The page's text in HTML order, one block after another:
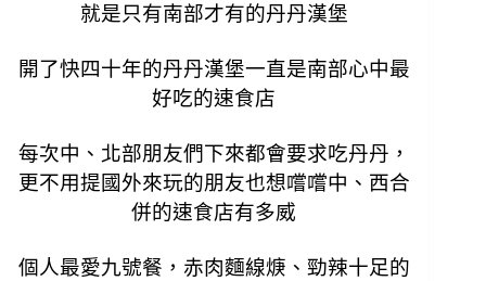
就是只有南部才有的丹丹漢堡
開了快四十年的丹丹漢堡一直是南部心中最
好吃的速食店
每次中、北部朋友們下來都會要求吃丹丹，
更不用提國外來玩的朋友也想嚐嚐中、西合
併的速食店有多威
個人最愛九號餐，赤肉麵線焿、勁辣十足的